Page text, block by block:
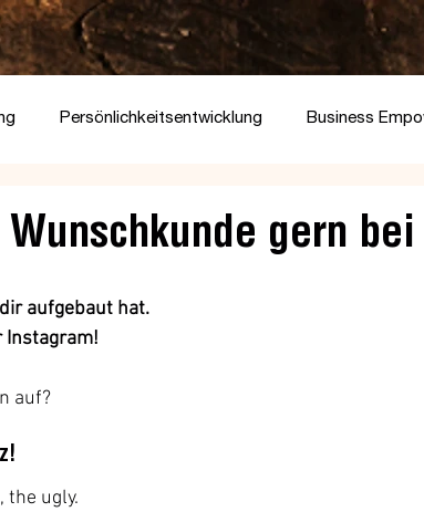
Persönlichkeitsentwicklung Business
Wunschkunde gern
aufgebaut hat.
Instagram!
auf?
the ugly.